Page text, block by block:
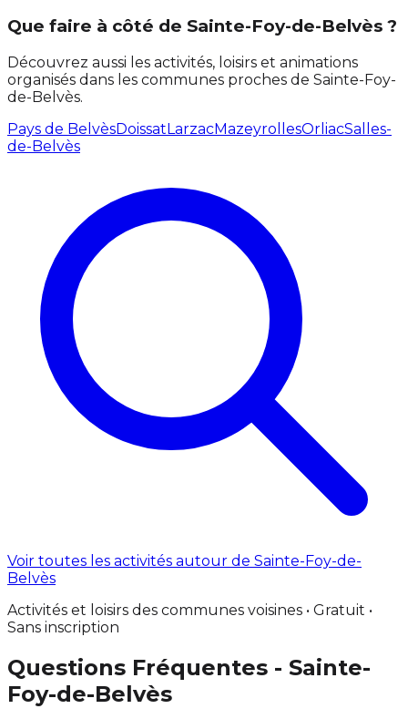
Que faire à côté de Sainte-Foy-de-Belvès ?
Découvrez aussi les activités, loisirs et animations
organisés dans les communes proches de Sainte-Foy-
de-Belvès.
Pays de BelvèsDoissatLarzacMazeyrollesOrliacSalles-
de-Belvès
Voir toutes les activités autour de Sainte-Foy-de-
Belvès
Activités et loisirs des communes voisines • Gratuit •
Sans inscription
Questions Fréquentes - Sainte-
Foy-de-Belvès